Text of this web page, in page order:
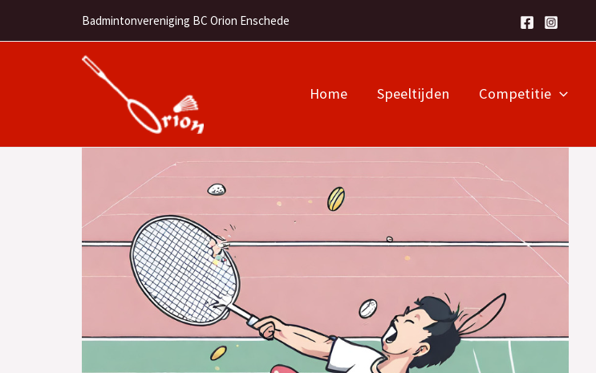
Badmintonvereniging BC Orion Enschede
Home Speeltijden Competitie